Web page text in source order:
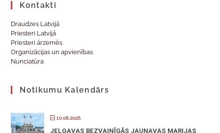
Kontakti
Draudzes Latvijā
Priesteri Latvijā
Priesteri ārzemēs
Organizācijas un apvienības
Nunciatūra
Notikumu Kalendārs
10.08.2026.
JELGAVAS BEZVAINĪGĀS JAUNAVAS MARIJAS